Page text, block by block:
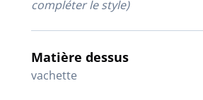
compléter le style)
Matière dessus
vachette